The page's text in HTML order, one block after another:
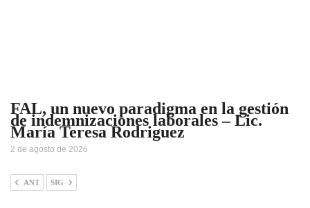
FAL, un nuevo paradigma en la gestión
de indemnizaciones laborales – Lic.
María Teresa Rodriguez
2 de agosto de 2026
ANT SIG